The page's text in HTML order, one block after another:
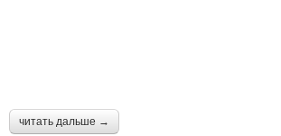
читать дальше →